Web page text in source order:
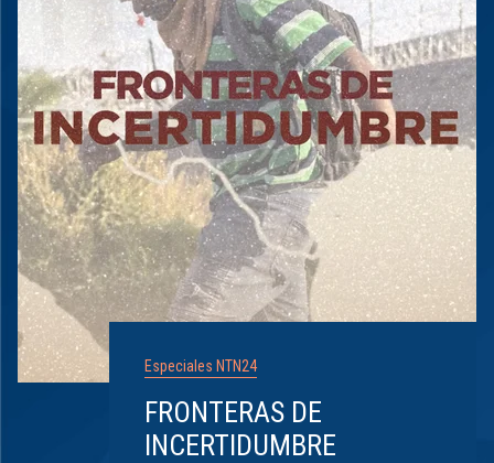
Especiales NTN24
FRONTERAS DE
INCERTIDUMBRE